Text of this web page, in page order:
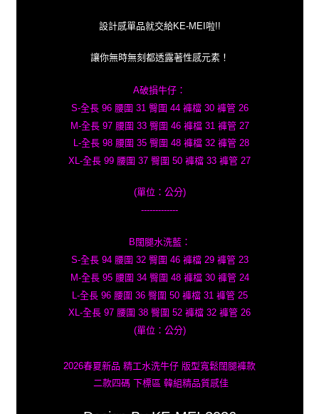
設計感單品就交給KE-MEI啦!!
讓你無時無刻都透露著性感元素！
A破損牛仔：
S-全長 96 腰圍 31 臀圍 44 褲檔 30 褲管 26
M-全長 97 腰圍 33 臀圍 46 褲檔 31 褲管 27
L-全長 98 腰圍 35 臀圍 48 褲檔 32 褲管 28
XL-全長 99 腰圍 37 臀圍 50 褲檔 33 褲管 27
(單位：公分)
-------------
B闊腿水洗藍：
S-全長 94 腰圍 32 臀圍 46 褲檔 29 褲管 23
M-全長 95 腰圍 34 臀圍 48 褲檔 30 褲管 24
L-全長 96 腰圍 36 臀圍 50 褲檔 31 褲管 25
XL-全長 97 腰圍 38 臀圍 52 褲檔 32 褲管 26
(單位：公分)
2026春夏新品 精工水洗牛仔 版型寬鬆闊腿褲款
二款四碼 下標區 韓組精品質感佳